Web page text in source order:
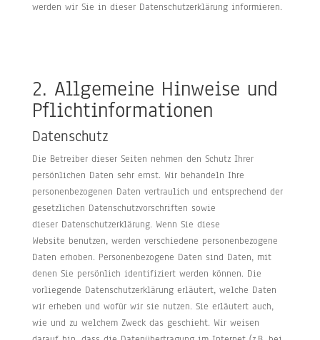
werden wir Sie in dieser Datenschutzerklärung informieren.
2. Allgemeine Hinweise und
Pflichtinformationen
Datenschutz
Die Betreiber dieser Seiten nehmen den Schutz Ihrer
persönlichen Daten sehr ernst. Wir behandeln Ihre
personenbezogenen Daten vertraulich und entsprechend der
gesetzlichen Datenschutzvorschriften sowie
dieser Datenschutzerklärung. Wenn Sie diese
Website benutzen, werden verschiedene personenbezogene
Daten erhoben. Personenbezogene Daten sind Daten, mit
denen Sie persönlich identifiziert werden können. Die
vorliegende Datenschutzerklärung erläutert, welche Daten
wir erheben und wofür wir sie nutzen. Sie erläutert auch,
wie und zu welchem Zweck das geschieht. Wir weisen